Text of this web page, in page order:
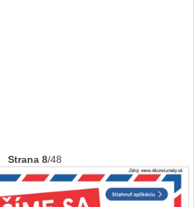
Strana 8/48